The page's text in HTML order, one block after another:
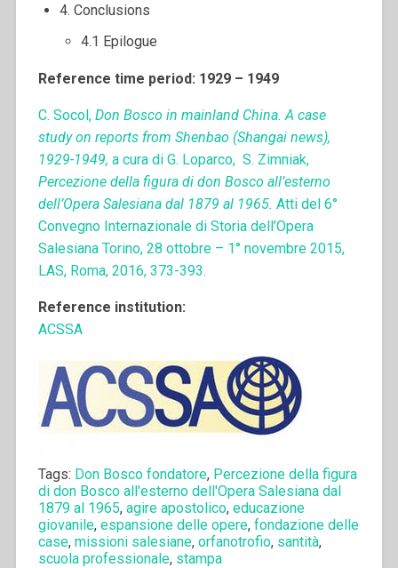
4. Conclusions
4.1 Epilogue
Reference time period: 1929 – 1949
C. Socol, Don Bosco in mainland China. A case
study on reports from Shenbao (Shangai news),
1929-1949, a cura di G. Loparco, S. Zimniak,
Percezione della figura di don Bosco all’esterno
dell’Opera Salesiana dal 1879 al 1965. Atti del 6°
Convegno Internazionale di Storia dell’Opera
Salesiana Torino, 28 ottobre – 1° novembre 2015,
LAS, Roma, 2016, 373-393.
Reference institution:
ACSSA
Tags: Don Bosco fondatore, Percezione della figura
di don Bosco all'esterno dell'Opera Salesiana dal
1879 al 1965, agire apostolico, educazione
giovanile, espansione delle opere, fondazione delle
case, missioni salesiane, orfanotrofio, santità,
scuola professionale, stampa